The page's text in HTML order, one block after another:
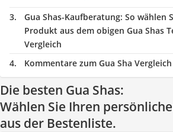
Gua Shas-Kaufberatung: So wählen
Produkt aus dem obigen Gua Shas
Vergleich
Kommentare zum Gua Sha Vergleich
Die besten Gua Shas:
Wählen Sie Ihren
aus der Bestenliste.